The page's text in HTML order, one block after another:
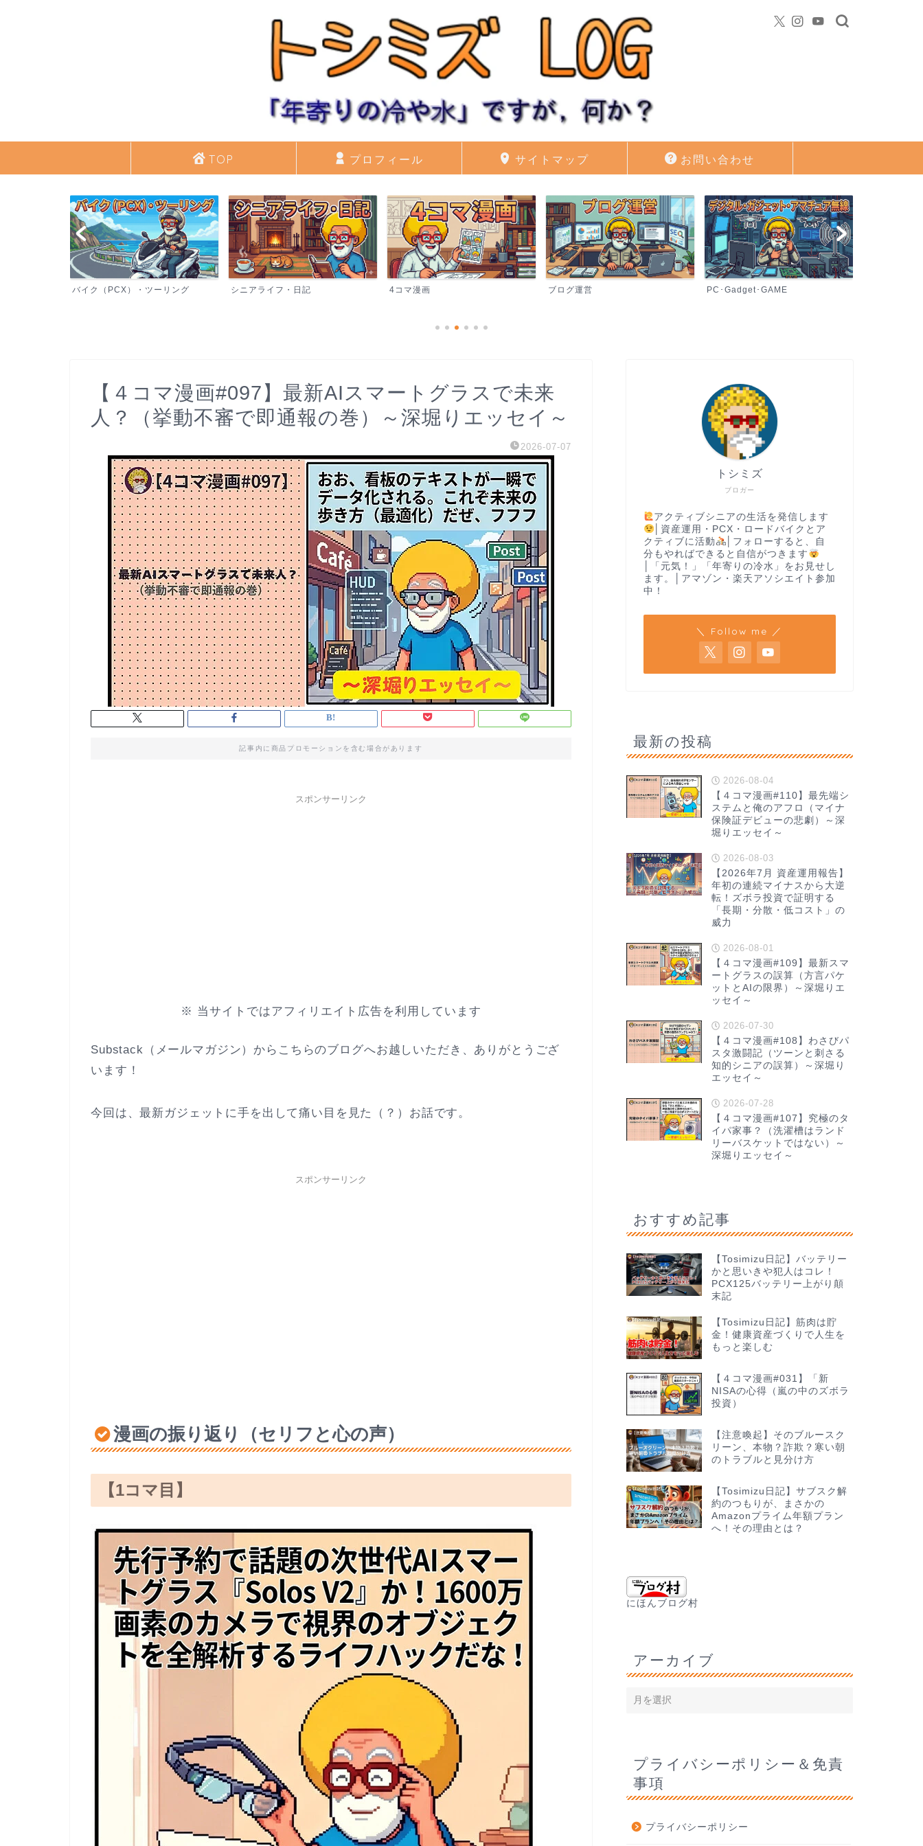
TOP プロフィール サイトマップ お問い合わせ
バイク（PCX）・ツーリング シニアライフ・日記 4コマ漫画 ブログ運営 PC･Gadget･GAME
【４コマ漫画#097】最新AIスマートグラスで未来
人？（挙動不審で即通報の巻）～深堀りエッセイ～
2026-07-07
記事内に商品プロモーションを含む場合があります
スポンサーリンク
※ 当サイトではアフィリエイト広告を利用しています
Substack（メールマガジン）からこちらのブログへお越しいただき、ありがとうござ
います！
今回は、最新ガジェットに手を出して痛い目を見た（？）お話です。
スポンサーリンク
漫画の振り返り（セリフと心の声）
【1コマ目】
ブロガー
トシミズ
アクティブシニアの生活を発信します
│資産運用・PCX・ロードバイクとア
クティブに活動
│フォローすると、自
分もやればできると自信がつきます
│「元気！」「年寄りの冷水」をお見せし
ます。│アマゾン・楽天アソシエイト参加
中！
＼ Follow me ／
最新の投稿
2026-08-04
【４コマ漫画#110】最先端シ
ステムと俺のアフロ（マイナ
保険証デビューの悲劇）～深
堀りエッセイ～
2026-08-03
【2026年7月 資産運用報告】
年初の連続マイナスから大逆
転！ズボラ投資で証明する
「長期・分散・低コスト」の
威力
2026-08-01
【４コマ漫画#109】最新スマ
ートグラスの誤算（方言パケ
ットとAIの限界）～深堀りエ
ッセイ～
2026-07-30
【４コマ漫画#108】わさびパ
スタ激闘記（ツーンと刺さる
知的シニアの誤算）～深堀り
エッセイ～
2026-07-28
【４コマ漫画#107】究極のタ
イパ家事？（洗濯槽はランド
リーバスケットではない）～
深堀りエッセイ～
おすすめ記事
【Tosimizu日記】バッテリー
かと思いきや犯人はコレ！
PCX125バッテリー上がり顛
末記
【Tosimizu日記】筋肉は貯
金！健康資産づくりで人生を
もっと楽しむ
【４コマ漫画#031】「新
NISAの心得（嵐の中のズボラ
投資）
【注意喚起】そのブルースク
リーン、本物？詐欺？寒い朝
のトラブルと見分け方
【Tosimizu日記】サブスク解
約のつもりが、まさかの
Amazonプライム年額プラン
へ！その理由とは？
にほんブログ村
アーカイブ
プライバシーポリシー＆免責
事項
プライバシーポリシー